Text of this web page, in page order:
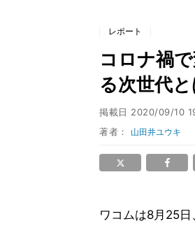
レポート
コロナ禍
る次世代
掲載日 2020/09/10
著者： 山田井ユウキ
ワコムは8月25